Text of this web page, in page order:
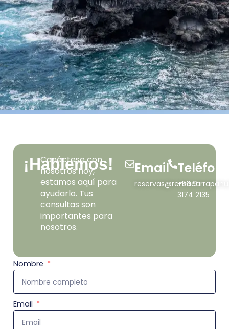
¡Hablemos!
Conéctese con
nosotros hoy,
estamos aquí para
ayudarlo. Tus
consultas son
importantes para
nosotros.
Email
+56 9
3174 2135
Nombre
Email